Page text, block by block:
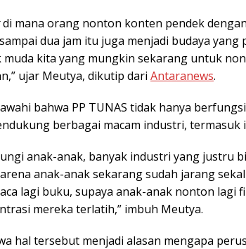
di mana orang nonton konten pendek
dua jam itu juga menjadi budaya yang
muda kita yang mungkin sekarang untuk
ujar Meutya, dikutip dari Antaranews.
bahwa PP TUNAS tidak hanya
berbagai macam industri, termasuk
anak-anak, banyak industri yang justru
anak-anak sekarang sudah jarang
lagi buku, supaya anak-anak nonton lagi
mereka terlatih,” imbuh Meutya.
hal tersebut menjadi alasan mengapa